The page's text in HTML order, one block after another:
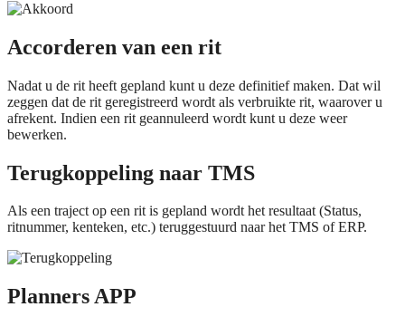
Accorderen van een rit
Nadat u de rit heeft gepland kunt u deze definitief maken. Dat wil
zeggen dat de rit geregistreerd wordt als verbruikte rit, waarover u
afrekent. Indien een rit geannuleerd wordt kunt u deze weer
bewerken.
Terugkoppeling naar TMS
Als een traject op een rit is gepland wordt het resultaat (Status,
ritnummer, kenteken, etc.) teruggestuurd naar het TMS of ERP.
Planners APP